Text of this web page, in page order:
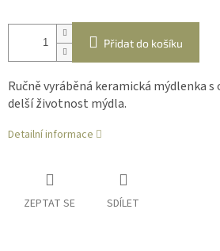
Přidat do košíku
Ručně vyráběná keramická mýdlenka
delší životnost mýdla.
Detailní informace
ZEPTAT SE SDÍLET